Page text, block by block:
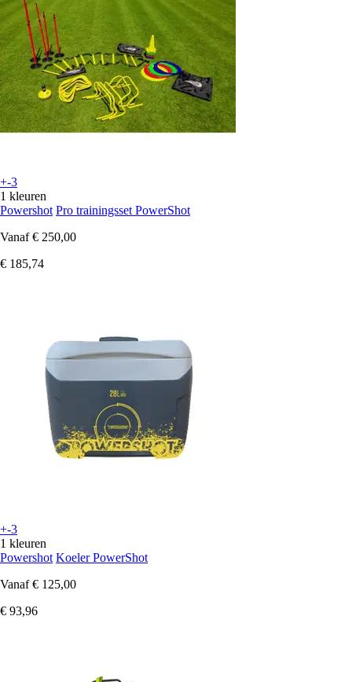
+-3
1 kleuren
Powershot Pro trainingsset PowerShot
Vanaf € 250,00
€ 185,74
+-3
1 kleuren
Powershot Koeler PowerShot
Vanaf € 125,00
€ 93,96